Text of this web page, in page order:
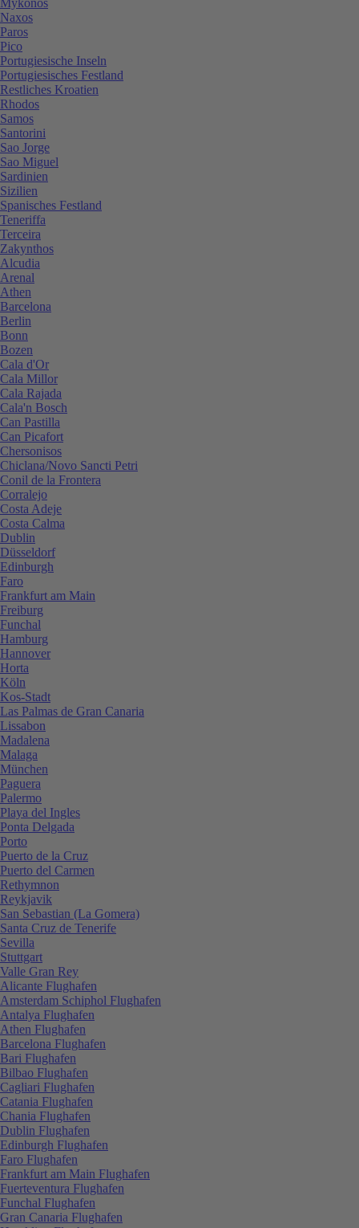
Naxos
Paros
Pico
Portugiesische Inseln
Portugiesisches Festland
Restliches Kroatien
Rhodos
Samos
Santorini
Sao Jorge
Sao Miguel
Sardinien
Sizilien
Spanisches Festland
Teneriffa
Terceira
Zakynthos
Alcudia
Arenal
Athen
Barcelona
Berlin
Bonn
Bozen
Cala d'Or
Cala Millor
Cala Rajada
Cala'n Bosch
Can Pastilla
Can Picafort
Chersonisos
Chiclana/Novo Sancti Petri
Conil de la Frontera
Corralejo
Costa Adeje
Costa Calma
Dublin
Düsseldorf
Edinburgh
Faro
Frankfurt am Main
Freiburg
Funchal
Hamburg
Hannover
Horta
Köln
Kos-Stadt
Las Palmas de Gran Canaria
Lissabon
Madalena
Malaga
München
Paguera
Palermo
Playa del Ingles
Ponta Delgada
Porto
Puerto de la Cruz
Puerto del Carmen
Rethymnon
Reykjavik
San Sebastian (La Gomera)
Santa Cruz de Tenerife
Sevilla
Stuttgart
Valle Gran Rey
Alicante Flughafen
Amsterdam Schiphol Flughafen
Antalya Flughafen
Athen Flughafen
Barcelona Flughafen
Bari Flughafen
Bilbao Flughafen
Cagliari Flughafen
Catania Flughafen
Chania Flughafen
Dublin Flughafen
Edinburgh Flughafen
Faro Flughafen
Frankfurt am Main Flughafen
Fuerteventura Flughafen
Funchal Flughafen
Gran Canaria Flughafen